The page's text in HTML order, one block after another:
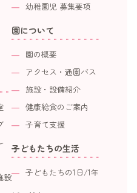
設
幼稚園児 募集要項
園について
園の概要
アクセス・通園バス
施設・設備紹介
健康給食のご案内
子育て支援
子どもたちの生活
子どもたちの1日/1年